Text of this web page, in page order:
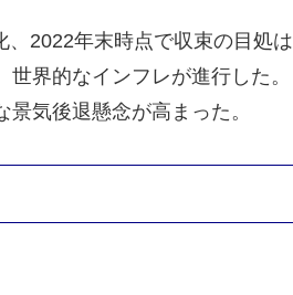
2022年末時点で収束の目処は
界的なインフレが進行した。
気後退懸念が高まった。